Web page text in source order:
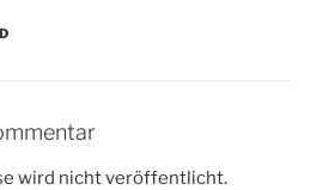
wird nicht veröffentlicht.